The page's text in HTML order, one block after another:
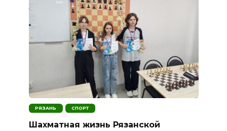
РЯЗАНЬ СПОРТ
Шахматная жизнь Рязанской